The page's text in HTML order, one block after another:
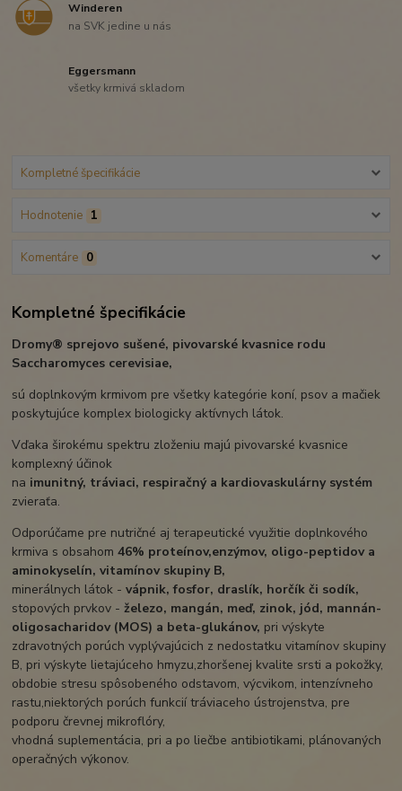
Winderen
na SVK jedine u nás
Eggersmann
všetky krmivá skladom
Kompletné špecifikácie
Hodnotenie 1
Komentáre 0
Kompletné špecifikácie
Dromy® sprejovo sušené, pivovarské kvasnice rodu
Saccharomyces cerevisiae,
sú doplnkovým krmivom pre všetky kategórie koní, psov a mačiek
poskytujúce komplex biologicky aktívnych látok.
Vďaka širokému spektru zloženiu majú pivovarské kvasnice
komplexný účinok
na imunitný, tráviaci, respiračný a kardiovaskulárny systém
zvieraťa.
Odporúčame pre nutričné ​​aj terapeutické využitie doplnkového
krmiva s obsahom46% proteínov,enzýmov, oligo-peptidov a
aminokyselín, vitamínov skupiny B,
minerálnych látok -vápnik, fosfor, draslík, horčík či sodík,
stopových prvkov -železo, mangán, meď, zinok, jód, mannán-
oligosacharidov (MOS) a beta-glukánov, pri výskyte
zdravotných porúch vyplývajúcich z nedostatku vitamínov skupiny
B, pri výskyte lietajúceho hmyzu,zhoršenej kvalite srsti a pokožky,
obdobie stresu spôsobeného odstavom, výcvikom, intenzívneho
rastu,niektorých porúch funkcií tráviaceho ústrojenstva, pre
podporu črevnej mikroflóry,
vhodná suplementácia, pri a po liečbe antibiotikami, plánovaných
operačných výkonov.